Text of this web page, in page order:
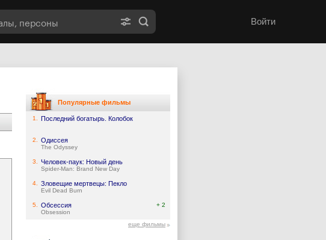
Войти
Популярные фильмы
1. Последний богатырь. Колобок
2. Одиссея
The Odyssey
3. Человек-паук: Новый день
Spider-Man: Brand New Day
4. Зловещие мертвецы: Пекло
Evil Dead Burn
5. Обсессия
Obsession
+ 2
еще фильмы